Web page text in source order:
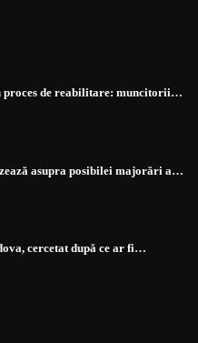
proces de reabilitare: muncitorii…
asupra posibilei majorări a…
cercetat după ce ar fi…